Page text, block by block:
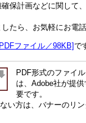
保計画などに関して
たら、お気軽にお電話
ファイル／98KB]で
PDF形式のファイ
は、Adobe社が提
要です。
い方は、バナーのリ